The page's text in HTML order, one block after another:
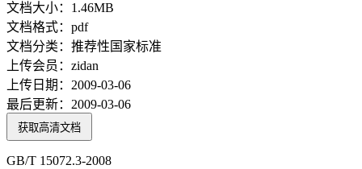
文档大小： 1.46MB
文档格式： pdf
文档分类： 推荐性国家标准
上传会员： zidan
上传日期： 2009-03-06
最后更新： 2009-03-06
获取高清文档
GB/T 15072.3-2008